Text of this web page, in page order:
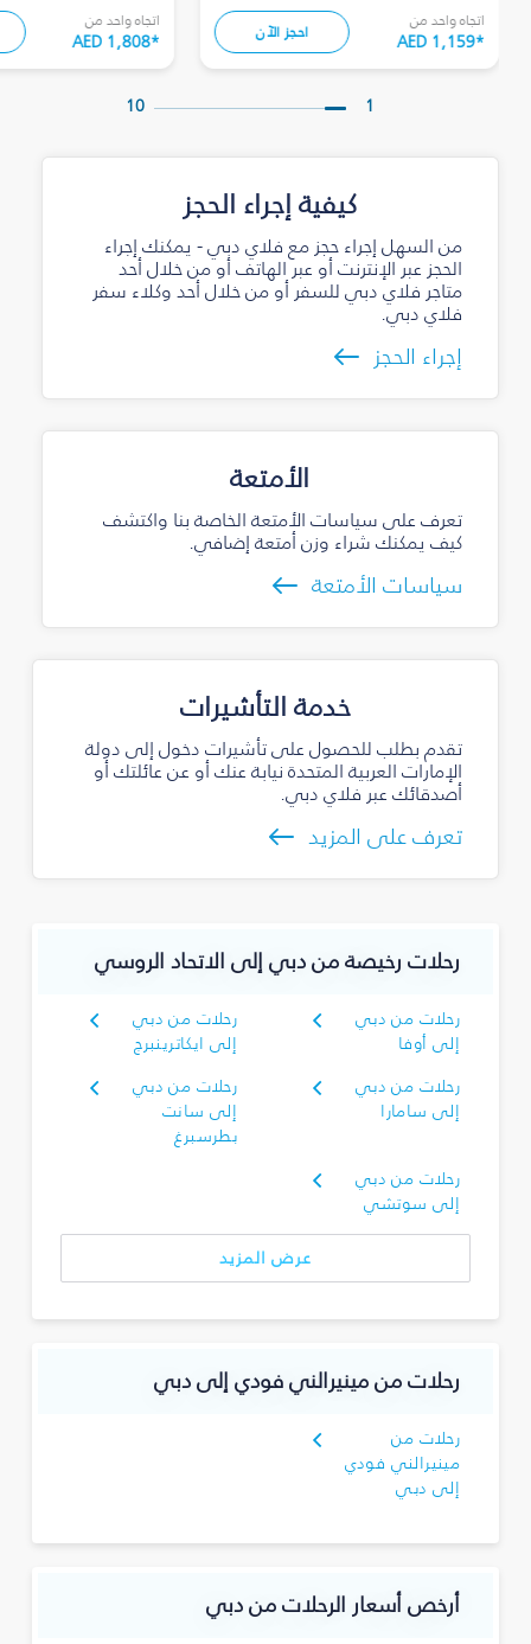
اتجاه واحد من
AED 1,808*
اتجاه واحد من
AED 1,159* احجز الآن
10 1
كيفية إجراء الحجز
من السهل إجراء حجز مع فلاي دبي - يمكنك إجراء
الحجز عبر الإنترنت أو عبر الهاتف أو من خلال أحد
متاجر فلاي دبي للسفر أو من خلال أحد وكلاء سفر
فلاي دبي.
إجراء الحجز
الأمتعة
تعرف على سياسات الأمتعة الخاصة بنا واكتشف
كيف يمكنك شراء وزن أمتعة إضافي.
سياسات الأمتعة
خدمة التأشيرات
تقدم بطلب للحصول على تأشيرات دخول إلى دولة
الإمارات العربية المتحدة نيابة عنك أو عن عائلتك أو
أصدقائك عبر فلاي دبي.
تعرف على المزيد
رحلات رخيصة من دبي إلى الاتحاد الروسي
رحلات من دبي
إلى أوفا
رحلات من دبي
إلى ايكاترينبرج
رحلات من دبي
إلى سامارا
رحلات من دبي
إلى سانت
بطرسبرغ
رحلات من دبي
إلى سوتشي
عرض المزيد
رحلات من مينيرالني فودي إلى دبي
رحلات من
مينيرالني فودي
إلى دبي
أرخص أسعار الرحلات من دبي